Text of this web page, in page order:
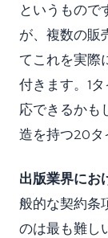
というもので
が、複数の販
てこれを実際
付きます。1
応できるかも
造を持つ20タ
出版業界にお
般的な契約条
のは最も難し